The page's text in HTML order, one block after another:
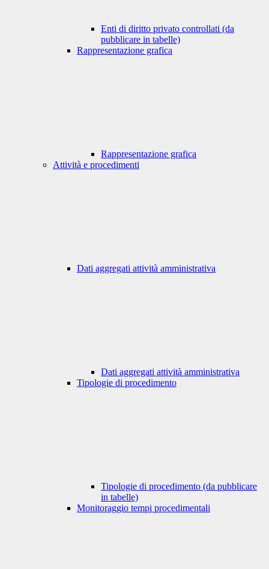
Enti di diritto privato controllati (da
pubblicare in tabelle)
Rappresentazione grafica
Rappresentazione grafica
Attività e procedimenti
Dati aggregati attività amministrativa
Dati aggregati attività amministrativa
Tipologie di procedimento
Tipologie di procedimento (da pubblicare
in tabelle)
Monitoraggio tempi procedimentali